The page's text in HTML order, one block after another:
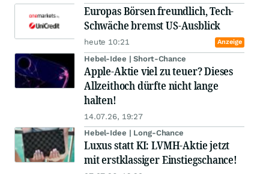
Europas Börsen freundlich, Tech-
Schwäche bremst US-Ausblick
heute 10:21 Anzeige
Hebel-Idee | Short-Chance
Apple-Aktie viel zu teuer? Dieses
Allzeithoch dürfte nicht lange
halten!
14.07.26, 19:27
Hebel-Idee | Long-Chance
Luxus statt KI: LVMH-Aktie jetzt
mit erstklassiger Einstiegschance!